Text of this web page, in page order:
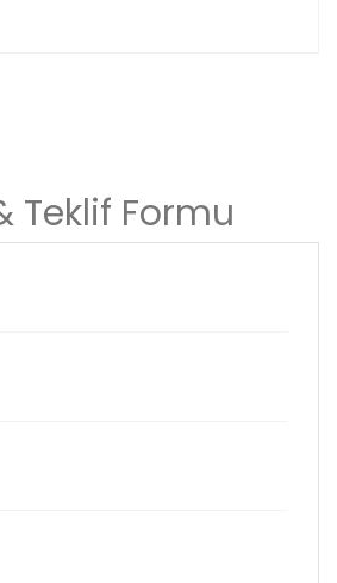
Teklif Formu